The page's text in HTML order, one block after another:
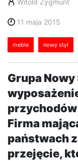
Witold Zygmunt
11 maja 2015
meble nowy styl
Grupa
Firma
państwach
przejęcie,